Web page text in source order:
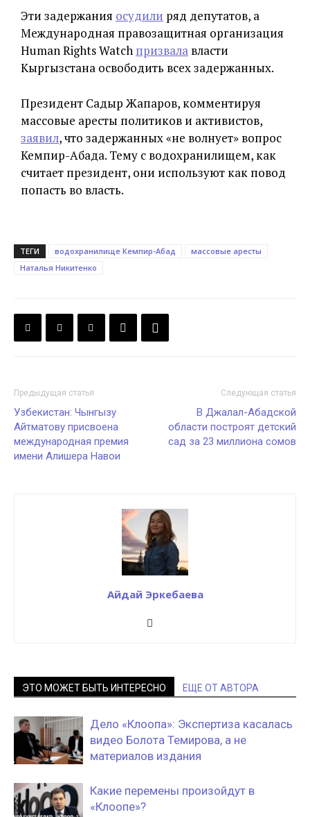
Эти задержания осудили ряд депутатов, а
Международная правозащитная организация
Human Rights Watch призвала власти
Кыргызстана освободить всех задержанных.
Президент Садыр Жапаров, комментируя
массовые аресты политиков и активистов,
заявил, что задержанных «не волнует» вопрос
Кемпир-Абада. Тему с водохранилищем, как
считает президент, они используют как повод
попасть во власть.
ТЕГИ водохранилище Кемпир-Абад
массовые аресты
Наталья Никитенко
Предыдущая статья
Узбекистан: Чынгызу
Айтматову присвоена
международная премия
имени Алишера Навои
Следующая статья
В Джалал-Абадской
области построят детский
сад за 23 миллиона сомов
Айдай Эркебаева
ЭТО МОЖЕТ БЫТЬ ИНТЕРЕСНО ЕЩЕ ОТ АВТОРА
Дело «Клоопа»: Экспертиза касалась
видео Болота Темирова, а не
материалов издания
Какие перемены произойдут в
«Клоопе»?